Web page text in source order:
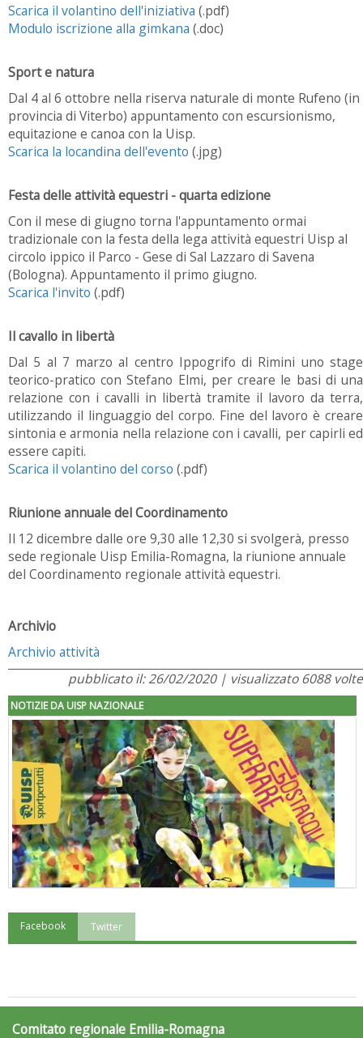
Scarica il volantino dell'iniziativa (.pdf)
Modulo iscrizione alla gimkana (.doc)
Sport e natura
Dal 4 al 6 ottobre nella riserva naturale di monte Rufeno (in
provincia di Viterbo) appuntamento con escursionismo,
equitazione e canoa con la Uisp.
Scarica la locandina dell'evento (.jpg)
Festa delle attività equestri - quarta edizione
Con il mese di giugno torna l'appuntamento ormai
tradizionale con la festa della lega attività equestri Uisp al
circolo ippico il Parco - Gese di Sal Lazzaro di Savena
(Bologna). Appuntamento il primo giugno.
Scarica l'invito (.pdf)
Il cavallo in libertà
Dal 5 al 7 marzo al centro Ippogrifo di Rimini uno stage
teorico-pratico con Stefano Elmi, per creare le basi di una
relazione con i cavalli in libertà tramite il lavoro da terra,
utilizzando il linguaggio del corpo. Fine del lavoro è creare
sintonia e armonia nella relazione con i cavalli, per capirli ed
essere capiti.
Scarica il volantino del corso (.pdf)
Riunione annuale del Coordinamento
Il 12 dicembre dalle ore 9,30 alle 12,30 si svolgerà, presso
sede regionale Uisp Emilia-Romagna, la riunione annuale
del Coordinamento regionale attività equestri.
Archivio
Archivio attività
pubblicato il: 26/02/2020 | visualizzato 6088 volte
NOTIZIE DA UISP NAZIONALE
"Superare gli ostacoli": la relazione di Tiziano Pesce al CN Uisp
Facebook Twitter
Comitato regionale Emilia-Romagna